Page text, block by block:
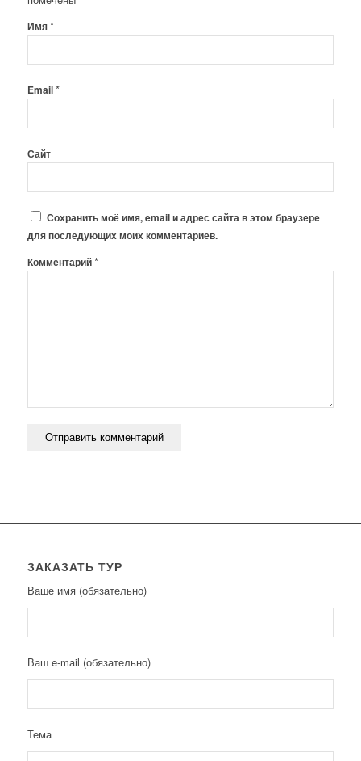
Имя*
Email*
Сайт
Сохранить моё имя, email и адрес сайта в этом браузере
для последующих моих комментариев.
Комментарий*
ЗАКАЗАТЬ ТУР
Ваше имя (обязательно)
Ваш e-mail (обязательно)
Тема